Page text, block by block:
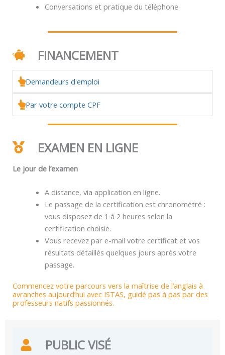
Conversations et pratique du téléphone
FINANCEMENT
Demandeurs d'emploi
Par votre compte CPF
EXAMEN EN LIGNE
Le jour de l’examen
A distance, via application en ligne.
Le passage de la certification est chronométré :
vous disposez de 1 à 2 heures selon la
certification choisie.
Vous recevez par e-mail votre certificat et vos
résultats détaillés quelques jours après votre
passage.
Commencez votre parcours vers la maîtrise de l’anglais à
avranches aujourd’hui avec ISTAS, guidé pas à pas par des
professeurs natifs passionnés.
PUBLIC VISÉ